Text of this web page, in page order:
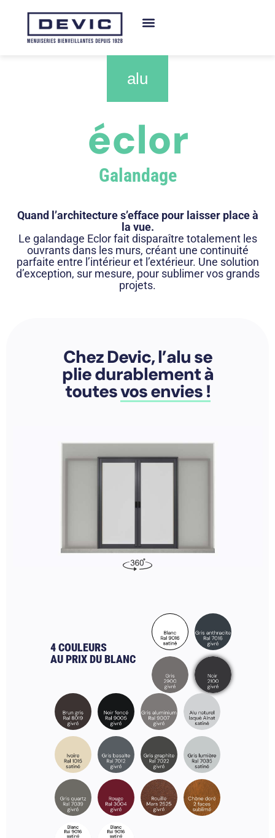
alu
éclor
Galandage
Quand l’architecture s’efface pour laisser place à
la vue.
Le galandage Eclor fait disparaître totalement les
ouvrants dans les murs, créant une continuité
parfaite entre l’intérieur et l’extérieur. Une solution
d’exception, sur mesure, pour sublimer vos grands
projets.
Chez Devic, l’alu se
plie durablement à
toutesvos envies !
4 COULEURS
AU PRIX DU BLANC